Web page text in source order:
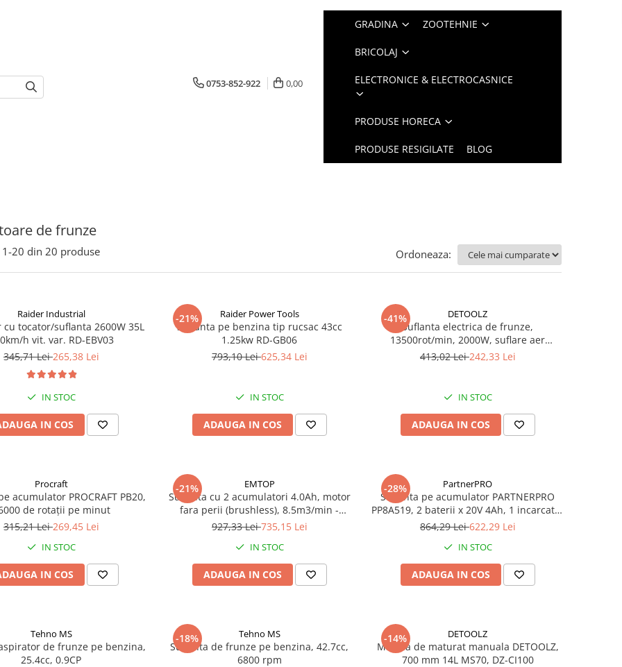
0753-852-922 0,00
GRADINA ZOOTEHNIE
BRICOLAJ
ELECTRONICE & ELECTROCASNICE
PRODUSE HORECA
PRODUSE RESIGILATE BLOG
de frunze
1-20 din 20 produse Ordoneaza:
Raider Industrial
tocator/suflanta 2600W 35L
h vit. var. RD-EBV03
345,71 Lei265,38 Lei
IN STOC
IN COS
-21% Raider Power Tools
Suflanta pe benzina tip rucsac 43cc
1.25kw RD-GB06
793,10 Lei625,34 Lei
IN STOC
ADAUGA IN COS
-41% DETOOLZ
Suflanta electrica de frunze,
13500rot/min, 2000W, suflare aer
155m/h, 10mc/min, Detoolz DZ-SE216
413,02 Lei242,33 Lei
IN STOC
ADAUGA IN COS
Procraft
acumulator PROCRAFT PB20,
de rotații pe minut
315,21 Lei269,45 Lei
IN STOC
IN COS
-21% EMTOP
Suflanta cu 2 acumulatori 4.0Ah, motor
fara perii (brushless), 8.5m3/min -
ELAB204282, EMTOP
927,33 Lei735,15 Lei
IN STOC
ADAUGA IN COS
-28% PartnerPRO
Suflanta pe acumulator PARTNERPRO
PP8A519, 2 baterii x 20V 4Ah, 1 incarcator
dublu, 9000-19000 RPM, 55 m/s
864,29 Lei622,29 Lei
IN STOC
ADAUGA IN COS
Tehno MS
de frunze pe benzina,
25.4cc, 0.9CP
-18% Tehno MS
Suflanta de frunze pe benzina, 42.7cc,
6800 rpm
-14% DETOOLZ
Masina de maturat manuala DETOOLZ,
700 mm 14L MS70, DZ-CI100